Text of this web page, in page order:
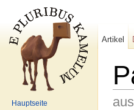
Artikel
Hauptseite